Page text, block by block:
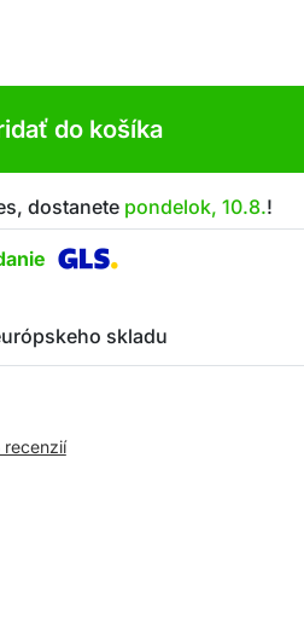
do košíka
dostanete pondelok, 10.8.!
skladu
recenzií